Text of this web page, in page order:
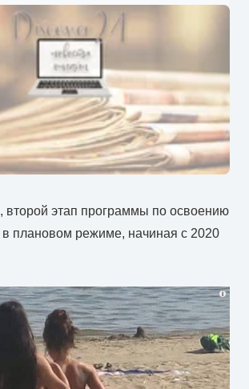
, второй этап программы по освоению
в плановом режиме, начиная с 2020
i